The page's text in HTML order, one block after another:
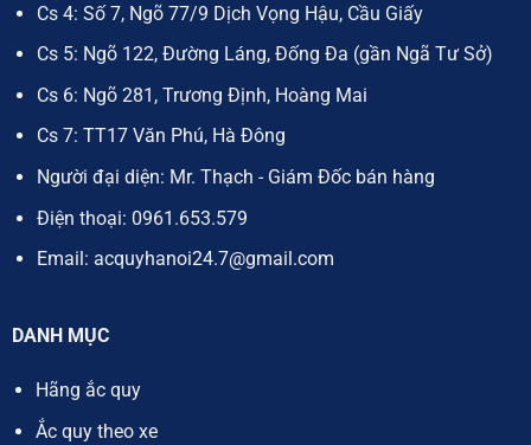
Cs 4: Số 7, Ngõ 77/9 Dịch Vọng Hậu, Cầu Giấy
Cs 5: Ngõ 122, Đường Láng, Đống Đa (gần Ngã Tư Sở)
Cs 6: Ngõ 281, Trương Định, Hoàng Mai
Cs 7: TT17 Văn Phú, Hà Đông
Người đại diện: Mr. Thạch - Giám Đốc bán hàng
Điện thoại: 0961.653.579
Email: acquyhanoi24.7@gmail.com
DANH MỤC
Hãng ắc quy
Ắc quy theo xe